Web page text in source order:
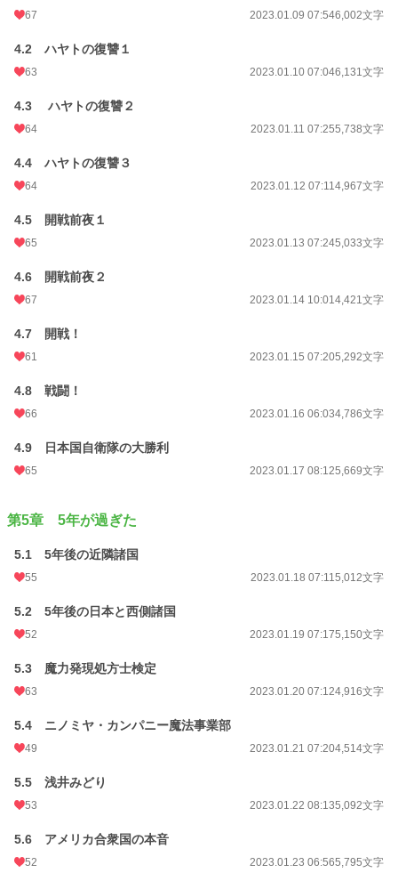
67 2023.01.09 07:546,002文字
4.2 ハヤトの復讐１
63 2023.01.10 07:046,131文字
4.3 ハヤトの復讐２
64 2023.01.11 07:255,738文字
4.4 ハヤトの復讐３
64 2023.01.12 07:114,967文字
4.5 開戦前夜１
65 2023.01.13 07:245,033文字
4.6 開戦前夜２
67 2023.01.14 10:014,421文字
4.7 開戦！
61 2023.01.15 07:205,292文字
4.8 戦闘！
66 2023.01.16 06:034,786文字
4.9 日本国自衛隊の大勝利
65 2023.01.17 08:125,669文字
第5章 5年が過ぎた
5.1 5年後の近隣諸国
55 2023.01.18 07:115,012文字
5.2 5年後の日本と西側諸国
52 2023.01.19 07:175,150文字
5.3 魔力発現処方士検定
63 2023.01.20 07:124,916文字
5.4 ニノミヤ・カンパニー魔法事業部
49 2023.01.21 07:204,514文字
5.5 浅井みどり
53 2023.01.22 08:135,092文字
5.6 アメリカ合衆国の本音
52 2023.01.23 06:565,795文字